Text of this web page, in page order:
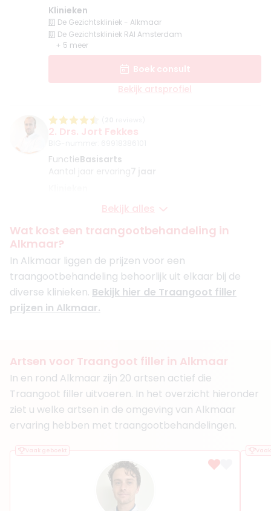
Klinieken
De Gezichtskliniek - Alkmaar
De Gezichtskliniek RAI Amsterdam
+ 5 meer
Boek consult
Bekijk artsprofiel
2. Drs. Jort Fekkes
FunctieBasisarts
Aantal jaar ervaring7 jaar
Faceland Amsterdam Schiphol
Bekijk artsprofiel
reviews)
3. Drs. Rik Neetens
Klinieken
Faceland Alkmaar
Faceland Haarlem
Faceland Capelle aan den IJssel
Boek consult
Bekijk artsprofiel
reviews)
4. Drs. Donna Limbeek
99934408001
Bekijk alles
Wat kost een traangootbehandeling in
Alkmaar?
In Alkmaar liggen de prijzen voor een
traangootbehandeling behoorlijk uit elkaar bij de
diverse klinieken. Bekijk hier de Traangoot filler
prijzen in Alkmaar.
Artsen voor Traangoot filler in Alkmaar
In en rond Alkmaar zijn 20 artsen actief die
Traangoot filler uitvoeren. In het overzicht hieronder
ziet u welke artsen in de omgeving van Alkmaar
ervaring hebben met traangootbehandelingen.
Vaak geboekt